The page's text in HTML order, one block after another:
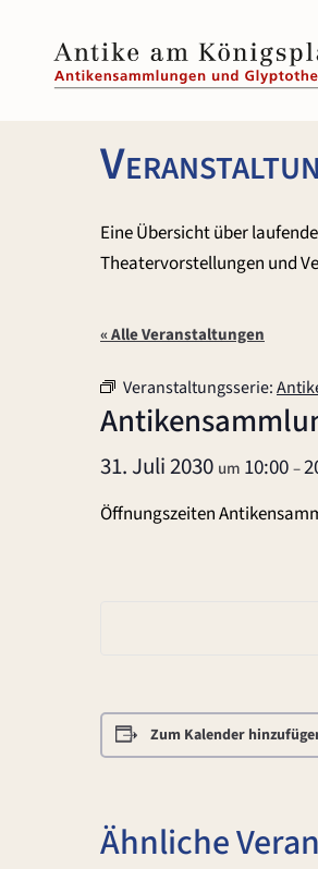
springen
Eine Übersicht über
Theatervorstellungen und
« Alle Veranstaltungen
Veranstaltungsserie:
31. Juli 2030 um 10:00–
Öffnungszeiten
Zum Kalender
Ähnliche